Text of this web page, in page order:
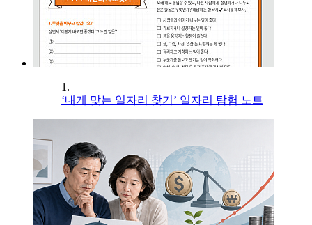
1.
‘내게 맞는 일자리 찾기’ 일자리 탐험 노트